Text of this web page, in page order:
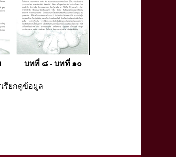
บทที่ ๘ - บทที่ ๑๐
รียกดูข้อมูล